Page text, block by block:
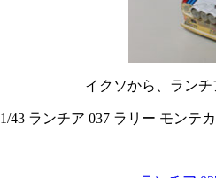
イクソから、ラン
1/43 ランチア 037 ラリー モンテ